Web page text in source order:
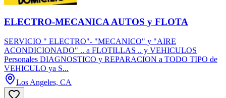
ELECTRO-MECANICA AUTOS y FLOTA
SERVICIO " ELECTRO"- "MECANICO" y "AIRE
ACONDICIONADO" .. a FLOTILLAS .. y VEHICULOS
Personales DIAGNOSTICO y REPARACION a TODO TIPO de
VEHICULO ya S...
Los Angeles, CA